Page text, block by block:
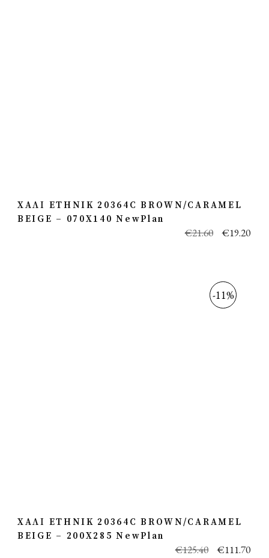
ΧΑΛΙ ETHNIK 20364C BROWN/CARAMEL
BEIGE – 070X140 NewPlan
€21.60 €19.20
-11%
ΧΑΛΙ ETHNIK 20364C BROWN/CARAMEL
BEIGE – 200X285 NewPlan
€125.40 €111.70